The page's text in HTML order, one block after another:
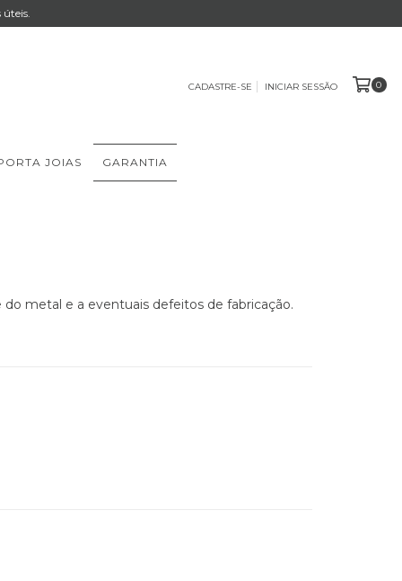
CADASTRE-SE INICIAR SESSÃO 0
JOIAS GARANTIA
metal e a eventuais defeitos de fabricação.